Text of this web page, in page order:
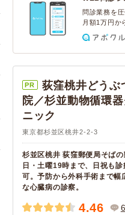
問診業務を圧
月額1万円か
PR
荻窪桃井どうぶ
院／杉並動物循環器
ニック
東京都杉並区桃井2-2-3
杉並区桃井 荻窪郵便局そば
日・土曜19時まで、日祝も
可。予防から外科手術まで幅
な心臓病の診察。
4.46 6